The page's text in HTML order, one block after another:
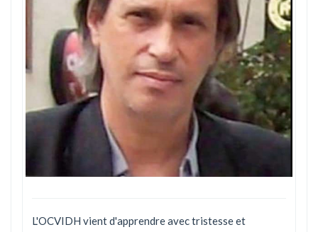
L'OCVIDH vient d'apprendre avec tristesse et